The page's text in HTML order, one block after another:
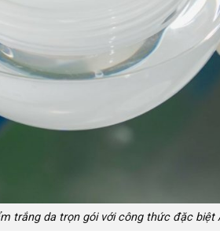
trắng da trọn gói với công thức đặc biệt